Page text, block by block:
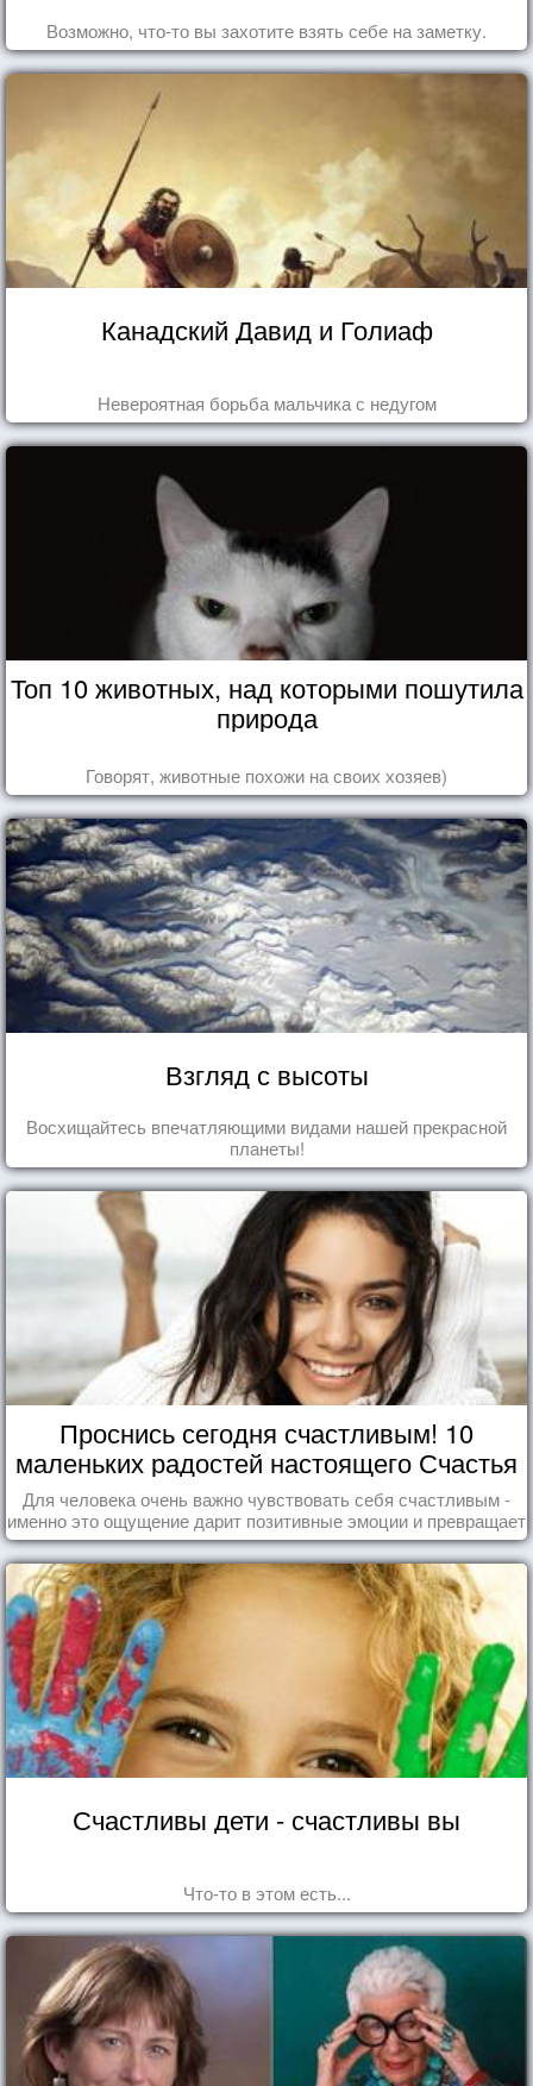
Возможно, что-то вы захотите взять себе на заметку.
Канадский Давид и Голиаф
Невероятная борьба мальчика с недугом
Топ 10 животных, над которыми пошутила
природа
Говорят, животные похожи на своих хозяев)
Взгляд с высоты
Восхищайтесь впечатляющими видами нашей прекрасной
планеты!
Проснись сегодня счастливым! 10
маленьких радостей настоящего Счастья
Для человека очень важно чувствовать себя счастливым -
именно это ощущение дарит позитивные эмоции и превращает
каждый день в маленький праздник.
Счастливы дети - счастливы вы
Что-то в этом есть...